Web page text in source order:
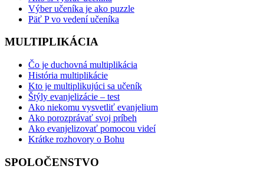
Výber učeníka je ako puzzle
Päť P vo vedení učeníka
MULTIPLIKÁCIA
Čo je duchovná multiplikácia
História multiplikácie
Kto je multiplikujúci sa učeník
Štýly evanjelizácie – test
Ako niekomu vysvetliť evanjelium
Ako porozprávať svoj príbeh
Ako evanjelizovať pomocou videí
Krátke rozhovory o Bohu
SPOLOČENSTVO